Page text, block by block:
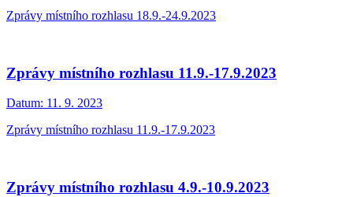
Zprávy místního rozhlasu 18.9.-24.9.2023
Zprávy místního rozhlasu 11.9.-17.9.2023
Datum: 11. 9. 2023
Zprávy místního rozhlasu 11.9.-17.9.2023
Zprávy místního rozhlasu 4.9.-10.9.2023